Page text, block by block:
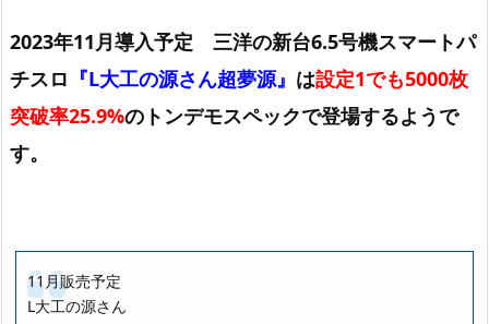
2023年11月導入予定 三洋の新台6.5号機スマートパ
チスロ 『L大工の源さん超夢源』 は設定1でも5000枚
突破率25.9%のトンデモスペックで登場するようで
す。
11月販売予定
L大工の源さん